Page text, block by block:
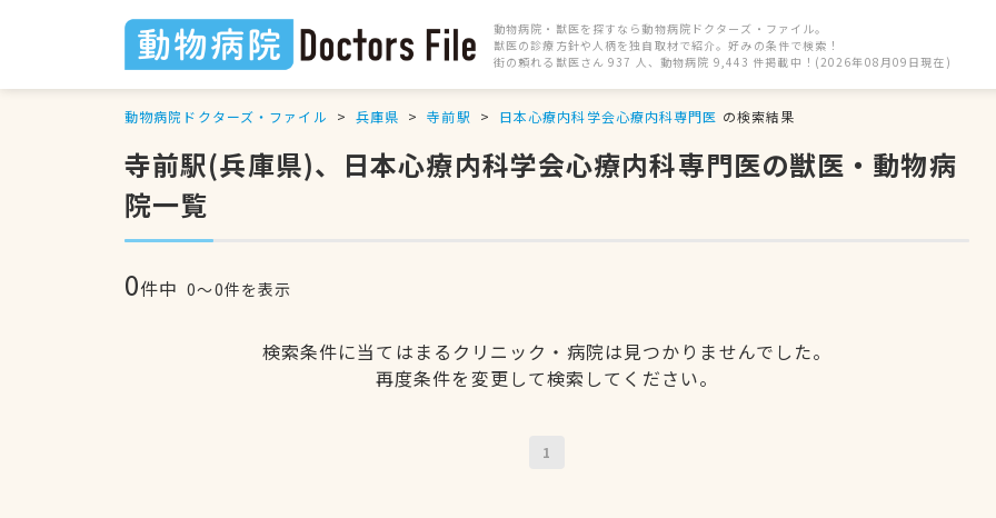
動物病院・獣医を探すなら動物病院ドクターズ・ファイル。
獣医の診療方針や人柄を独自取材で紹介。好みの条件で検索！
街の頼れる獣医さん 937 人、動物病院 9,443 件掲載中！(2026年08月09日現在)
動物病院ドクターズ・ファイル 兵庫県 寺前駅 日本心療内科学会心療内科専門医 の検索結果
寺前駅(兵庫県)、日本心療内科学会心療内科専門医の獣医・動物病
院一覧
0件中 0〜0件を表示
検索条件に当てはまるクリニック・病院は見つかりませんでした。
再度条件を変更して検索してください。
1